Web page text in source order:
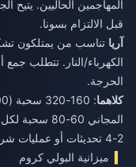
قبل الالتزام بسونا.
آريا تناسب من يمتلكون
الحرجة.
كلاهما
المجاني 60-
2-4 تحديثات أو عمليات شراء ممتازة.
ميزانية البولي كروم